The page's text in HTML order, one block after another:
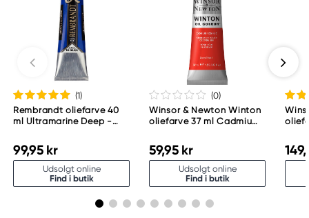
(1)
Rembrandt oliefarve 40
ml Ultramarine Deep -
99,95 kr
Udsolgt online
Find i butik
(0)
Winsor & Newton Winton
oliefarve 37 ml Cadmium
59,95 kr
Udsolgt online
Find i butik